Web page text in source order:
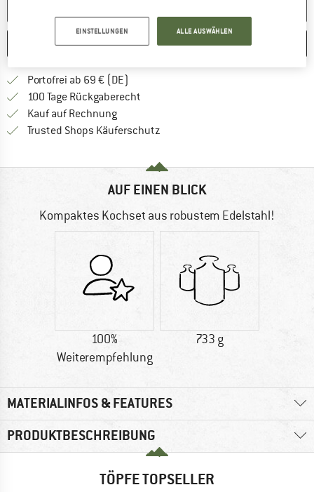
MERKEN VERGLEICHEN
Portofrei ab 69 € (DE)
100 Tage Rückgaberecht
Kauf auf RechnungFinde die Zahlungs-Infos hier! Öffnet
Trusted Shops Käuferschutz
AUF EINEN BLICK
Kompaktes Kochset aus robustem Edelstahl!
100%
Weiterempfehlung
733 g
MATERIALINFOS & FEATURES
PRODUKTBESCHREIBUNG
TÖPFE TOPSELLER
EINSTELLUNGEN ALLE AUSWÄHLEN